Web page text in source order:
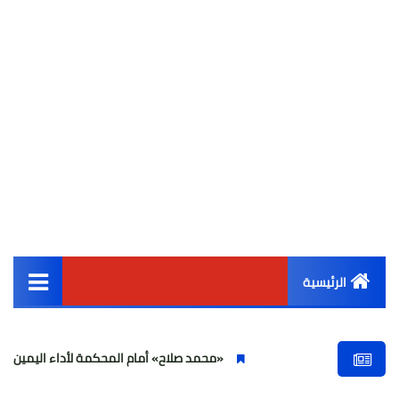
الرئيسية
أخبار مصر
«محمد صلاح» أمام المحكمة لأداء اليمين الحاسمة